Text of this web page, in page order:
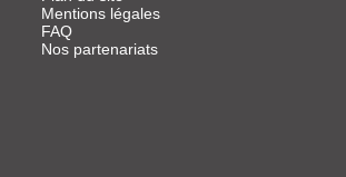
Mentions légales
FAQ
Nos partenariats